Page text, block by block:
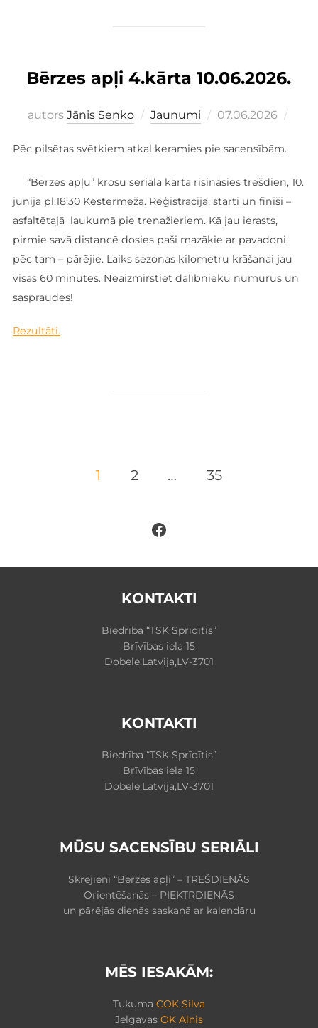
Bērzes apļi 4.kārta 10.06.2026.
autors Jānis Seņko Jaunumi Publicēts
07.06.2026
Pēc pilsētas svētkiem atkal ķeramies pie sacensībām.
“Bērzes apļu” krosu seriāla kārta risināsies trešdien, 10.
jūnijā pl.18:30 Ķestermežā. Reģistrācija, starti un finiši –
asfaltētajā laukumā pie trenažieriem. Kā jau ierasts,
pirmie savā distancē dosies paši mazākie ar pavadoni,
pēc tam – pārējie. Laiks sezonas kilometru krāšanai jau
visas 60 minūtes. Neaizmirstiet dalībnieku numurus un
saspraudes!
Rezultāti.
lappusēm
1 2 … 35
Facebook
KONTAKTI
Biedrība “TSK Sprīdītis”
Brīvības iela 15
Dobele,Latvija,LV-3701
KONTAKTI
Biedrība “TSK Sprīdītis”
Brīvības iela 15
Dobele,Latvija,LV-3701
MŪSU SACENSĪBU SERIĀLI
Skrējieni “Bērzes apļi” – TREŠDIENĀS
Orientēšanās – PIEKTRDIENĀS
un pārējās dienās saskaņā ar kalendāru
MĒS IESAKĀM:
Tukuma COK Silva
Jelgavas OK Alnis